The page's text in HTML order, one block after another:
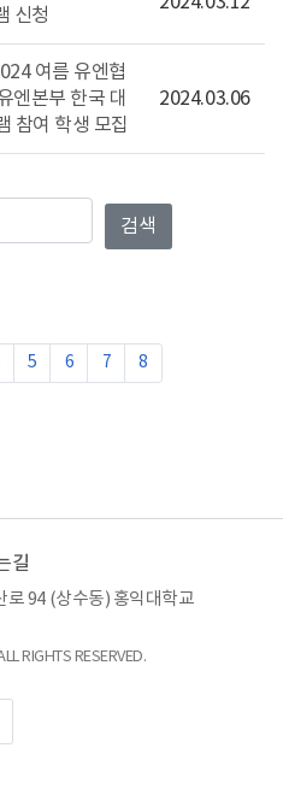
신청
여름 유엔협
엔본부 한국 대
참여 학생 모집
2024.03.06
검색
5 6 7 8
길
로 94 (상수동) 홍익대학교
RIGHTS RESERVED.